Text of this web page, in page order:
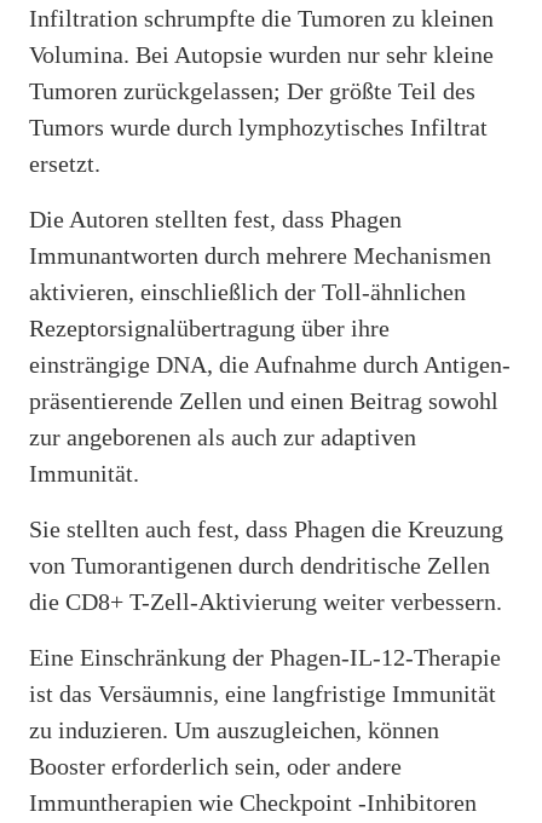
Infiltration schrumpfte die Tumoren zu kleinen
Volumina. Bei Autopsie wurden nur sehr kleine
Tumoren zurückgelassen; Der größte Teil des
Tumors wurde durch lymphozytisches Infiltrat
ersetzt.
Die Autoren stellten fest, dass Phagen
Immunantworten durch mehrere Mechanismen
aktivieren, einschließlich der Toll-ähnlichen
Rezeptorsignalübertragung über ihre
einsträngige DNA, die Aufnahme durch Antigen-
präsentierende Zellen und einen Beitrag sowohl
zur angeborenen als auch zur adaptiven
Immunität.
Sie stellten auch fest, dass Phagen die Kreuzung
von Tumorantigenen durch dendritische Zellen
die CD8+ T-Zell-Aktivierung weiter verbessern.
Eine Einschränkung der Phagen-IL-12-Therapie
ist das Versäumnis, eine langfristige Immunität
zu induzieren. Um auszugleichen, können
Booster erforderlich sein, oder andere
Immuntherapien wie Checkpoint -Inhibitoren